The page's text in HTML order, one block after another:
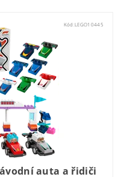
Kód:LEGO10445
auta a řidiči